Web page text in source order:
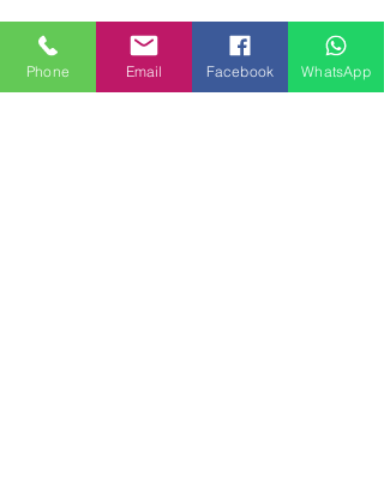
MILANHOUSES
Phone Email Facebook WhatsApp